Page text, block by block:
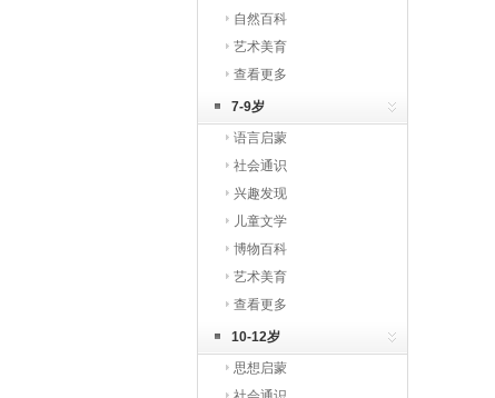
自然百科
艺术美育
查看更多
7-9岁
语言启蒙
社会通识
兴趣发现
儿童文学
博物百科
艺术美育
查看更多
10-12岁
思想启蒙